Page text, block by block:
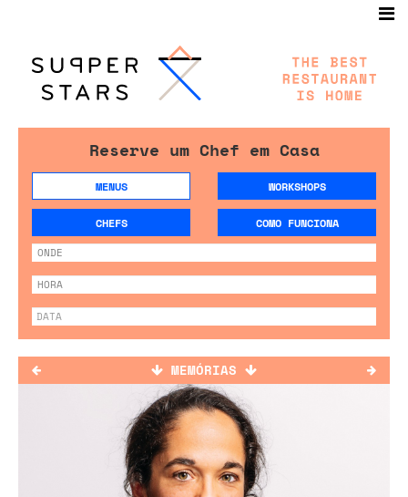
Reserve um Chef em Casa
MENUS WORKSHOPS
CHEFS COMO FUNCIONA
MEMÓRIAS